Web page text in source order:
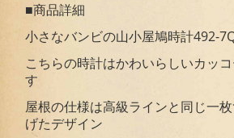
■商品詳細
小さなバンビの山小屋鳩時計492-
こちらの時計はかわいらしいカッ
す
屋根の仕様は高級ラインと同じ一
げたデザイン